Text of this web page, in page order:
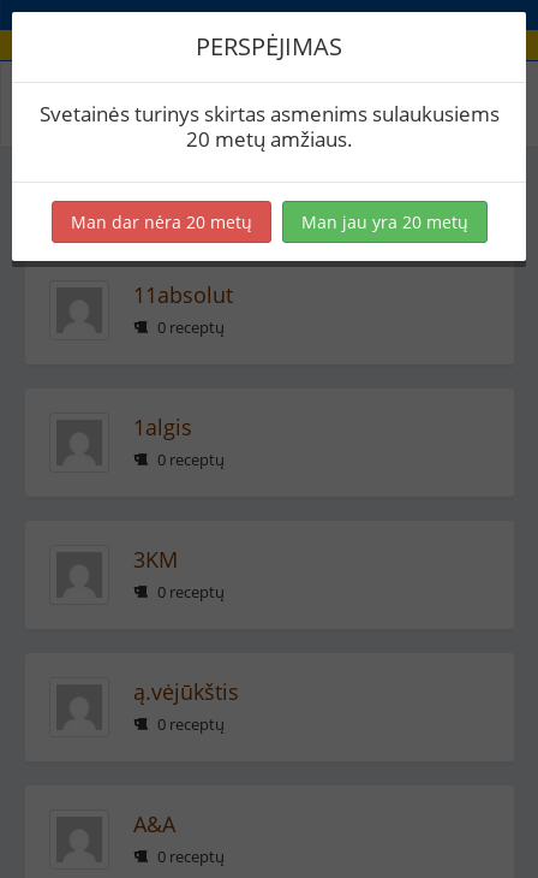
Aludariai
VISI A B C D E F G H I J K L M N O P Q R
U V W X Y Z #
11absolut
0 receptų
1algis
0 receptų
3KM
0 receptų
ą.vėjūkštis
0 receptų
A&A
0 receptų
PERSPĖJIMAS
Svetainės turinys skirtas asmenims sulaukusiems
20 metų amžiaus.
Man dar nėra 20 metų Man jau yra 20 metų